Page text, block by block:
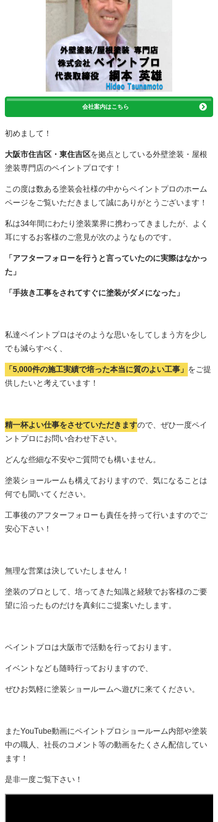
会社案内はこちら
初めまして！
大阪市住吉区・東住吉区を拠点としている外壁塗装・屋根
塗装専門店のペイントプロです！
この度は数ある塗装会社様の中からペイントプロのホーム
ページをご覧いただきまして誠にありがとうございます！
私は34年間にわたり塗装業界に携わってきましたが、よく
耳にするお客様のご意見が次のようなものです。
「アフターフォローを行うと言っていたのに実際はなかっ
た」
「手抜き工事をされてすぐに塗装がダメになった」
私達ペイントプロはそのような思いをしてしまう方を少し
でも減らすべく、
「5,000件の施工実績で培った本当に質のよい工事」
をご提
供したいと考えています！
精一杯よい仕事をさせていただきますので、ぜひ一度ペイ
ントプロにお問い合わせ下さい。
どんな些細な不安やご質問でも構いません。
塗装ショールームも構えておりますので、気になることは
何でも聞いてください。
工事後のアフターフォローも責任を持って行いますのでご
安心下さい！
無理な営業は決していたしません！
塗装のプロとして、培ってきた知識と経験でお客様のご要
望に沿ったものだけを真剣にご提案いたします。
ペイントプロは大阪市で活動を行っております。
イベントなども随時行っておりますので、
ぜひお気軽に塗装ショールームへ遊びに来てください。
またYouTube動画にペイントプロショールーム内部や塗装
中の職人、社長のコメント等の動画をたくさん配信してい
ます！
是非一度ご覧下さい！